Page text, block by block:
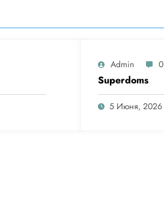
Admin 0
Superdoms
5 Июня, 2026